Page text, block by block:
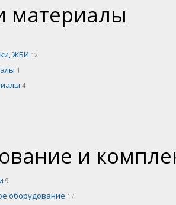
материалы
ЖБИ 12
1
4
и
9
оборудование 17